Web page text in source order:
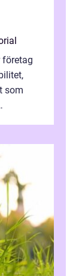
företag
som